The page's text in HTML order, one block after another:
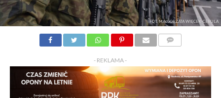
FOT. MAŁGORZATA WIĘCEK-CEBULA
- REKLAMA -